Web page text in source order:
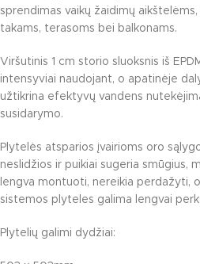
sprendimas vaikų žaidimų
takams, terasoms bei balkonams.
Viršutinis 1 cm storio sluoksnis iš
intensyviai naudojant, o apatinėje
užtikrina efektyvų vandens
susidarymo.
Plytelės atsparios įvairioms oro
neslidžios ir puikiai sugeria smūgius,
lengva montuoti, nereikia perdažyti,
sistemos plyteles galima lengvai
Plytelių galimi dydžiai: